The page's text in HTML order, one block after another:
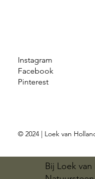
Bij Loek
Instagram
Facebook
Pinterest
© 2024 | Loek van